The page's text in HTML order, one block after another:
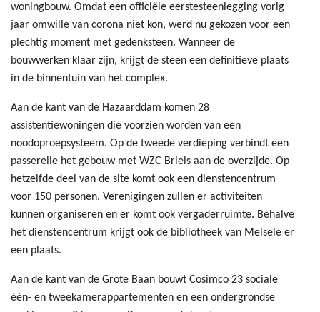
woningbouw. Omdat een officiële eerstesteenlegging vorig
jaar omwille van corona niet kon, werd nu gekozen voor een
plechtig moment met gedenksteen. Wanneer de
bouwwerken klaar zijn, krijgt de steen een definitieve plaats
in de binnentuin van het complex.
Aan de kant van de Hazaarddam komen 28
assistentiewoningen die voorzien worden van een
noodoproepsysteem. Op de tweede verdieping verbindt een
passerelle het gebouw met WZC Briels aan de overzijde. Op
hetzelfde deel van de site komt ook een dienstencentrum
voor 150 personen. Verenigingen zullen er activiteiten
kunnen organiseren en er komt ook vergaderruimte. Behalve
het dienstencentrum krijgt ook de bibliotheek van Melsele er
een plaats.
Aan de kant van de Grote Baan bouwt Cosimco 23 sociale
één- en tweekamerappartementen en een ondergrondse